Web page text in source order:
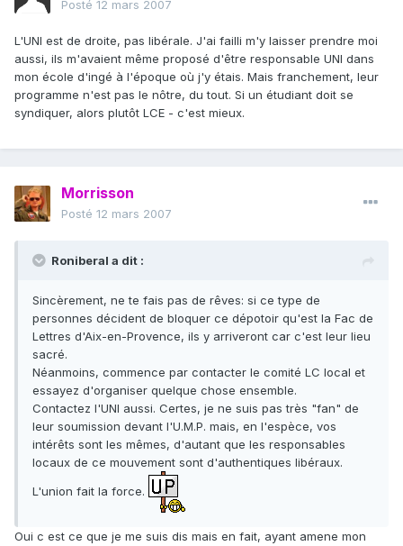
Posté 12 mars 2007
L'UNI est de droite, pas libérale. J'ai failli m'y laisser prendre moi
aussi, ils m'avaient même proposé d'être responsable UNI dans
mon école d'ingé à l'époque où j'y étais. Mais franchement, leur
programme n'est pas le nôtre, du tout. Si un étudiant doit se
syndiquer, alors plutôt LCE - c'est mieux.
Morrisson
Posté 12 mars 2007
Roniberal a dit :
Sincèrement, ne te fais pas de rêves: si ce type de
personnes décident de bloquer ce dépotoir qu'est la Fac de
Lettres d'Aix-en-Provence, ils y arriveront car c'est leur lieu
sacré.
Néanmoins, commence par contacter le comité LC local et
essayez d'organiser quelque chose ensemble.
Contactez l'UNI aussi. Certes, je ne suis pas très "fan" de
leur soumission devant l'U.M.P. mais, en l'espèce, vos
intérêts sont les mêmes, d'autant que les responsables
locaux de ce mouvement sont d'authentiques libéraux.
L'union fait la force.
Oui c est ce que je me suis dis mais en fait, ayant amene mon